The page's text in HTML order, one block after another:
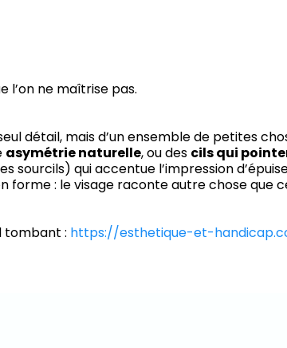
l’on ne maîtrise pas.
détail, mais d’un ensemble de petites
asymétrie naturelle, ou des cils qui
sourcils) qui accentue l’impression
: le visage raconte autre chose que
tombant : https://esthetique-et-